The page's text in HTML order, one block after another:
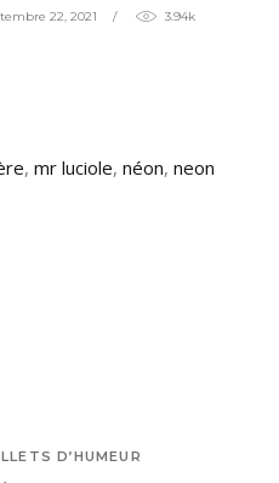
22, 2021 3.94k
, mr luciole, néon, neon
D’HUMEUR